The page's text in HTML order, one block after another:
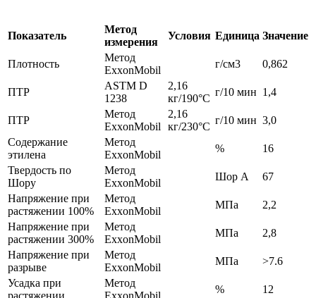
Показатель
Метод
измерения
Условия Единица Значение
Плотность
Метод
ExxonMobil
г/см3 0,862
ПТР
ASTM D
1238
2,16
кг/190°С
г/10 мин 1,4
ПТР
Метод
ExxonMobil
2,16
кг/230°С
г/10 мин 3,0
Содержание
этилена
Метод
ExxonMobil
%
16
Твердость по
Шору
Метод
ExxonMobil
Шор A
67
Напряжение при
растяжении 100%
Метод
ExxonMobil
МПа
2,2
Напряжение при
растяжении 300%
Метод
ExxonMobil
МПа
2,8
Напряжение при
разрыве
Метод
ExxonMobil
МПа
>7.6
Усадка при
растяжении
Метод
ExxonMobil
% 12